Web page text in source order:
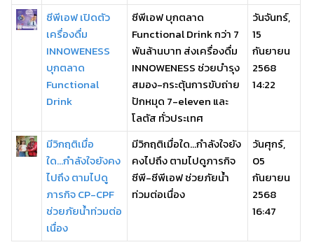
ซีพีเอฟ เปิดตัว
เครื่องดื่ม
INNOWENESS
บุกตลาด
Functional
Drink
ซีพีเอฟ บุกตลาด
Functional Drink กว่า 7
พันล้านบาท ส่งเครื่องดื่ม
INNOWENESS ช่วยบำรุง
สมอง-กระตุ้นการขับถ่าย
ปักหมุด 7-eleven และ
โลตัส ทั่วประเทศ
วันจันทร์,
15
กันยายน
2568
14:22
มีวิกฤติเมื่อ
ใด...กำลังใจยังคง
ไปถึง ตามไปดู
ภารกิจ CP-CPF
ช่วยภัยน้ำท่วมต่อ
เนื่อง
มีวิกฤติเมื่อใด...กำลังใจยัง
คงไปถึง ตามไปดูภารกิจ
ซีพี-ซีพีเอฟ ช่วยภัยน้ำ
ท่วมต่อเนื่อง
วันศุกร์,
05
กันยายน
2568
16:47